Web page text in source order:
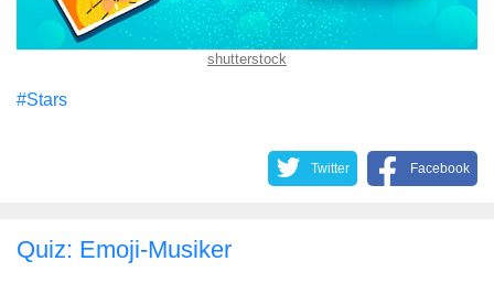
shutterstock
#Stars
Twitter Facebook
Quiz: Emoji-Musiker